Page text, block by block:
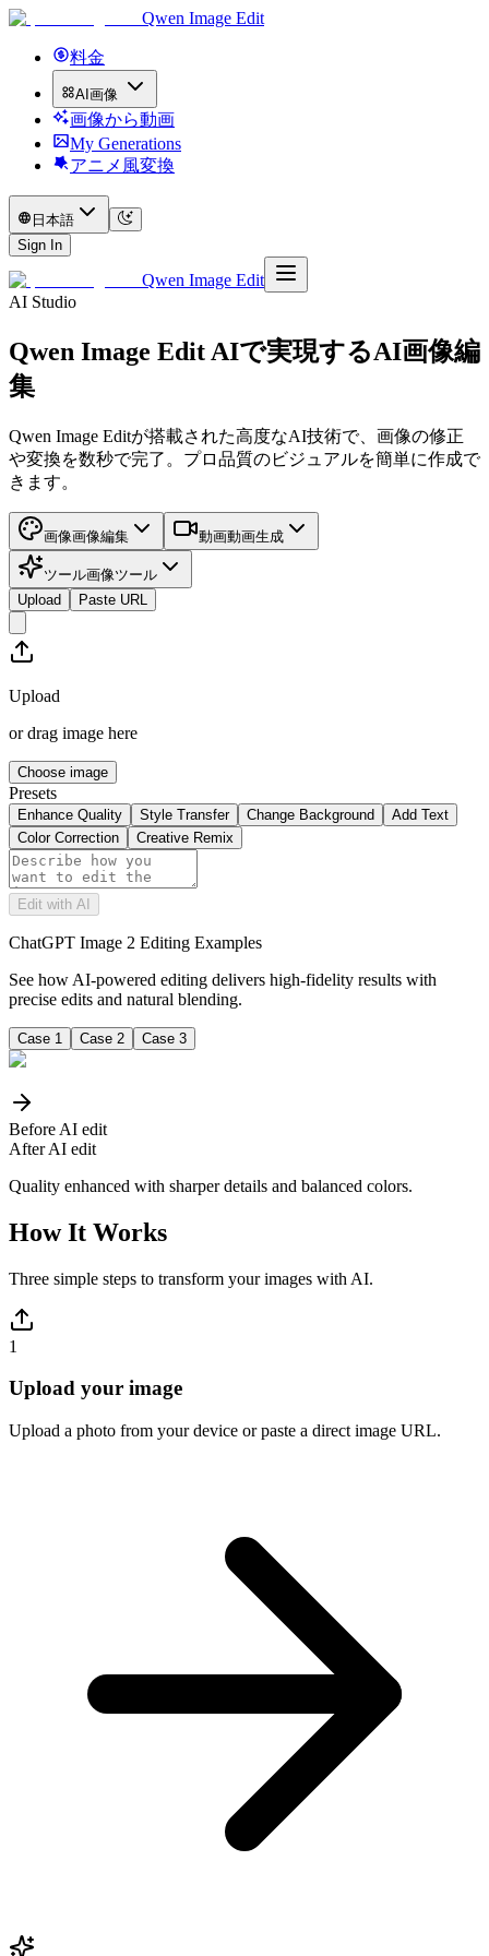
Qwen Image Edit
料金
AI画像
画像から動画
My Generations
アニメ風変換
日本語
Sign In
Qwen Image Edit
AI Studio
Qwen Image Edit AIで実現するAI画像編
集
Qwen Image Editが搭載された高度なAI技術で、画像の修正
や変換を数秒で完了。プロ品質のビジュアルを簡単に作成で
きます。
画像画像編集 動画動画生成
ツール画像ツール
Upload
Paste URL
Upload
or drag image here
Choose image
Presets
Enhance Quality Style Transfer Change Background
Add Text
Color Correction
Creative Remix
Edit with AI
ChatGPT Image 2 Editing Examples
See how AI-powered editing delivers high-fidelity results with
precise edits and natural blending.
Case 1 Case 2 Case 3
Before AI edit
After AI edit
Quality enhanced with sharper details and balanced colors.
How It Works
Three simple steps to transform your images with AI.
1
Upload your image
Upload a photo from your device or paste a direct image URL.